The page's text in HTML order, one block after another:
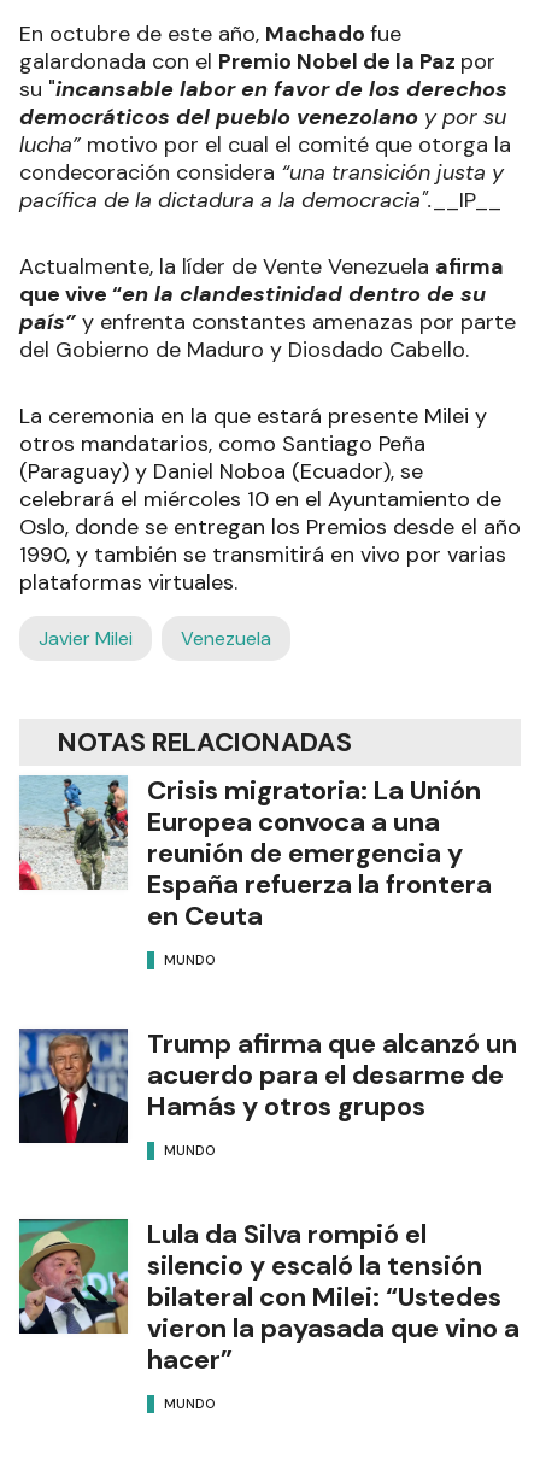
En octubre de este año, Machado fue
galardonada con el Premio Nobel de la Paz por
su "incansable labor en favor de los derechos
democráticos del pueblo venezolano y por su
lucha” motivo por el cual el comité que otorga la
condecoración considera “una transición justa y
pacífica de la dictadura a la democracia". __IP__
Actualmente, la líder de Vente Venezuela afirma
que vive “en la clandestinidad dentro de su
país” y enfrenta constantes amenazas por parte
del Gobierno de Maduro y Diosdado Cabello.
La ceremonia en la que estará presente Milei y
otros mandatarios, como Santiago Peña
(Paraguay) y Daniel Noboa (Ecuador), se
celebrará el miércoles 10 en el Ayuntamiento de
Oslo, donde se entregan los Premios desde el año
1990, y también se transmitirá en vivo por varias
plataformas virtuales.
Javier Milei Venezuela
NOTAS RELACIONADAS
Crisis migratoria: La Unión
Europea convoca a una
reunión de emergencia y
España refuerza la frontera
en Ceuta
MUNDO
Trump afirma que alcanzó un
acuerdo para el desarme de
Hamás y otros grupos
MUNDO
Lula da Silva rompió el
silencio y escaló la tensión
bilateral con Milei: “Ustedes
vieron la payasada que vino a
hacer”
MUNDO